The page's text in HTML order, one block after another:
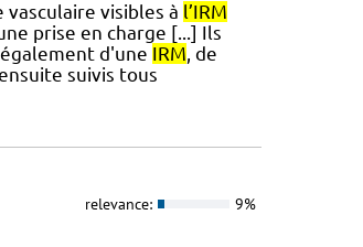
vasculaire visibles à l’IRM
prise en charge [...] Ils
d'une IRM, de
suivis tous
relevance: 9%